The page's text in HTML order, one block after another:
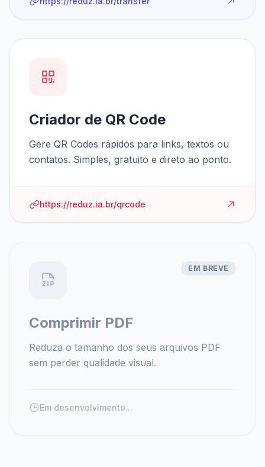
Criador de QR Code
Gere QR Codes rápidos para links, textos ou
contatos. Simples, gratuito e direto ao ponto.
https://reduz.ia.br/qrcode
EM BREVE
Comprimir PDF
Reduza o tamanho dos seus arquivos PDF
sem perder qualidade visual.
Em desenvolvimento...